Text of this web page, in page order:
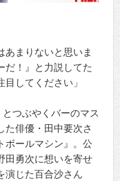
あまりないと思いま
だ！』と力説してた
してください」
つぶやくバーのマス
た俳優・田中要次さ
ボールマシン』。公
田勇次に想いを寄せ
演じた百合沙さん